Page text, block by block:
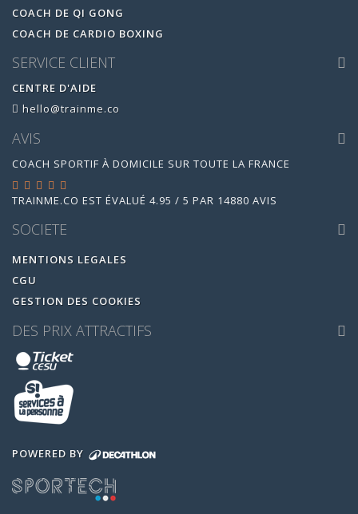
COACH DE QI GONG
COACH DE CARDIO BOXING
SERVICE CLIENT
CENTRE D'AIDE
hello@trainme.co
AVIS
COACH SPORTIF À DOMICILE SUR TOUTE LA FRANCE
TRAINME.CO EST ÉVALUÉ 4.95 / 5 PAR 14880 AVIS
SOCIETE
MENTIONS LEGALES
CGU
GESTION DES COOKIES
DES PRIX ATTRACTIFS
POWERED BY